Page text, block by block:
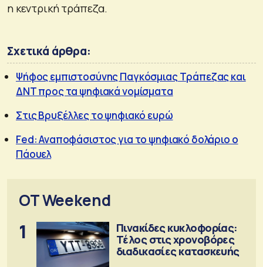
η κεντρική τράπεζα.
Σχετικά άρθρα:
Ψήφος εμπιστοσύνης Παγκόσμιας Τράπεζας και
ΔΝΤ προς τα ψηφιακά νομίσματα
Στις Βρυξέλλες το ψηφιακό ευρώ
Fed: Αναποφάσιστος για το ψηφιακό δολάριο ο
Πάουελ
OT Weekend
1
Πινακίδες κυκλοφορίας:
Τέλος στις χρονοβόρες
διαδικασίες κατασκευής